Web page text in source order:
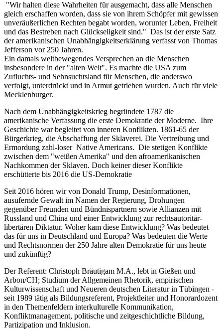
"Wir halten diese Wahrheiten für ausgemacht, dass alle Menschen
gleich erschaffen worden, dass sie von ihrem Schöpfer mit gewissen
unveräußerlichen Rechten begabt worden, worunter Leben, Freiheit
und das Bestreben nach Glückseligkeit sind." Das ist der erste Satz
der amerikanischen Unabhängigkeitserklärung verfasst von Thomas
Jefferson vor 250 Jahren.
Ein damals weltbewegendes Versprechen an die Menschen
insbesondere in der "alten Welt". Es machte die USA zum
Zufluchts- und Sehnsuchtsland für Menschen, die anderswo
verfolgt, unterdrückt und in Armut getrieben wurden. Auch für viele
Mecklenburger.
Nach dem Unabhängigkeitskrieg begründete 1787 die
amerikanische Verfassung die erste Demokratie der Moderne. Ihre
Geschichte war begleitet von inneren Konflikten. 1861-65 der
Bürgerkrieg, die Abschaffung der Sklaverei. Die Vertreibung und
Ermordung zahl-loser Native Americans. Die stetigen Konflikte
zwischen dem "weißen Amerika" und den afroamerikanischen
Nachkommen der Sklaven. Doch keiner dieser Konflikte
erschütterte bis 2016 die US-Demokratie
Seit 2016 hören wir von Donald Trump, Desinformationen,
ausufernde Gewalt im Namen der Regierung, Drohungen
gegenüber Freunden und Bündnispartnern sowie Allianzen mit
Russland und China und einer Entwicklung zur rechtsautoritär-
libertären Diktatur. Woher kam diese Entwicklung? Was bedeutet
das für uns in Deutschland und Europa? Was bedeuten die Werte
und Rechtsnormen der 250 Jahre alten Demokratie für uns heute
und zukünftig?
Der Referent: Christoph Bräutigam M.A., lebt in Gießen und
Arbon/CH; Studium der Allgemeinen Rhetorik, empirischen
Kulturwissenschaft und Neueren deutschen Literatur in Tübingen -
seit 1989 tätig als Bildungsreferent, Projektleiter und Honorardozent
in den Themenfeldern interkulturelle Kommunikation,
Konfliktmanagement, politische und zeitgeschichtliche Bildung,
Partizipation und Inklusion.